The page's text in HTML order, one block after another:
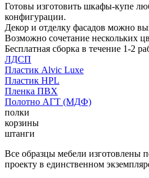
Готовы изготовить шкафы-купе
конфигурации.
Декор и отделку фасадов можно
Возможно сочетание нескольких
Бесплатная сборка в течение 1-2
ЛДСП
Пластик Alvic Luxe
Пластик HPL
Пленка ПВХ
Полотно АГТ (МДФ)
полки
корзины
штанги
Все образцы мебели изготовлены
проекту в единственном